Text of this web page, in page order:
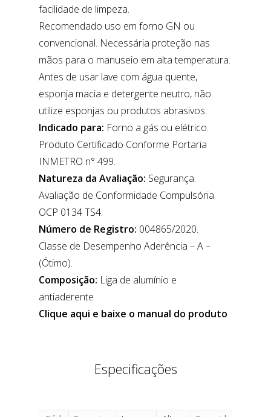
facilidade de limpeza.
Recomendado uso em forno GN ou
convencional. Necessária proteção nas
mãos para o manuseio em alta temperatura.
Antes de usar lave com água quente,
esponja macia e detergente neutro, não
utilize esponjas ou produtos abrasivos.
Indicado para: Forno a gás ou elétrico.
Produto Certificado Conforme Portaria
INMETRO n° 499.
Natureza da Avaliação: Segurança.
Avaliação de Conformidade Compulsória
OCP 0134 TS4.
Número de Registro: 004865/2020.
Classe de Desempenho Aderência – A –
(Ótimo).
Composição: Liga de alumínio e
antiaderente
Clique aqui e baixe o manual do produto
Especificações